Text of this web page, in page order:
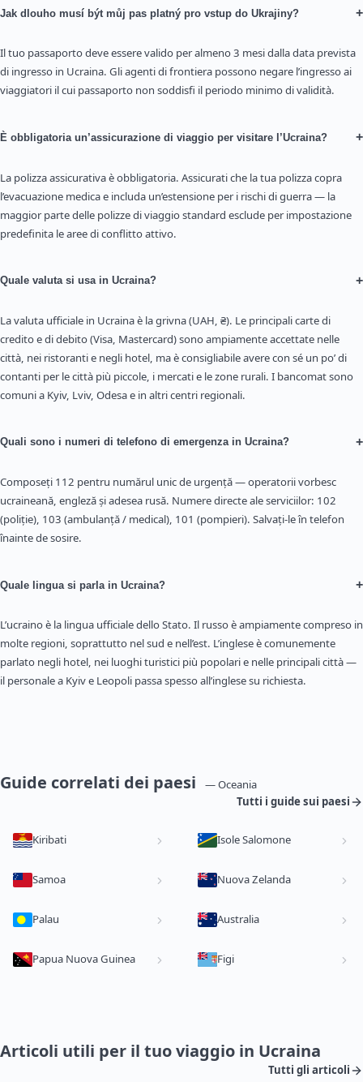
Jak dlouho musí být můj pas platný pro vstup do Ukrajiny? +
Il tuo passaporto deve essere valido per almeno 3 mesi dalla data prevista
di ingresso in Ucraina. Gli agenti di frontiera possono negare l’ingresso ai
viaggiatori il cui passaporto non soddisfi il periodo minimo di validità.
È obbligatoria un’assicurazione di viaggio per visitare l’Ucraina? +
La polizza assicurativa è obbligatoria. Assicurati che la tua polizza copra
l’evacuazione medica e includa un’estensione per i rischi di guerra — la
maggior parte delle polizze di viaggio standard esclude per impostazione
predefinita le aree di conflitto attivo.
Quale valuta si usa in Ucraina? +
La valuta ufficiale in Ucraina è la grivna (UAH, ₴). Le principali carte di
credito e di debito (Visa, Mastercard) sono ampiamente accettate nelle
città, nei ristoranti e negli hotel, ma è consigliabile avere con sé un po’ di
contanti per le città più piccole, i mercati e le zone rurali. I bancomat sono
comuni a Kyiv, Lviv, Odesa e in altri centri regionali.
Quali sono i numeri di telefono di emergenza in Ucraina? +
Composeți 112 pentru numărul unic de urgență — operatorii vorbesc
ucraineană, engleză și adesea rusă. Numere directe ale serviciilor: 102
(poliție), 103 (ambulanță / medical), 101 (pompieri). Salvați-le în telefon
înainte de sosire.
Quale lingua si parla in Ucraina? +
L’ucraino è la lingua ufficiale dello Stato. Il russo è ampiamente compreso in
molte regioni, soprattutto nel sud e nell’est. L’inglese è comunemente
parlato negli hotel, nei luoghi turistici più popolari e nelle principali città —
il personale a Kyiv e Leopoli passa spesso all’inglese su richiesta.
Guide correlati dei paesi
— Oceania
Tutti i guide sui paesi
Kiribati Isole Salomone
Samoa Nuova Zelanda
Palau Australia
Papua Nuova Guinea Figi
Articoli utili per il tuo viaggio in Ucraina
Tutti gli articoli